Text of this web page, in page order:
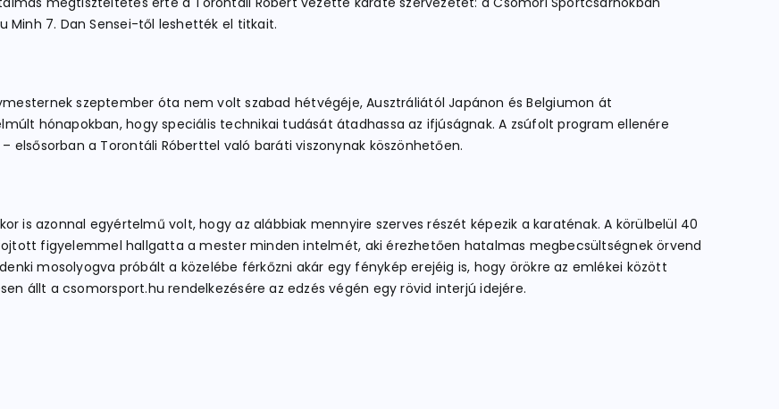
Minh 7. Dan Sensei-től leshették el titkait.
szeptember óta nem volt szabad hétvégéje, Ausztráliától Japánon és Belgiumon át
hónapokban, hogy speciális technikai tudását átadhassa az ifjúságnak. A zsúfolt program ellenére
a Torontáli Róberttel való baráti viszonynak köszönhetően.
is azonnal egyértelmű volt, hogy az alábbiak mennyire szerves részét képezik a karaténak. A körülbelül 40
figyelemmel hallgatta a mester minden intelmét, aki érezhetően hatalmas megbecsültségnek örvend
mosolyogva próbált a közelébe férkőzni akár egy fénykép erejéig is, hogy örökre az emlékei között
állt a csomorsport.hu rendelkezésére az edzés végén egy rövid interjú idejére.